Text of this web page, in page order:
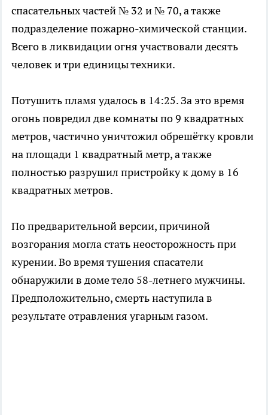
спасательных частей № 32 и № 70, а также
подразделение пожарно-химической станции.
Всего в ликвидации огня участвовали десять
человек и три единицы техники.
Потушить пламя удалось в 14:25. За это время
огонь повредил две комнаты по 9 квадратных
метров, частично уничтожил обрешётку кровли
на площади 1 квадратный метр, а также
полностью разрушил пристройку к дому в 16
квадратных метров.
По предварительной версии, причиной
возгорания могла стать неосторожность при
курении. Во время тушения спасатели
обнаружили в доме тело 58-летнего мужчины.
Предположительно, смерть наступила в
результате отравления угарным газом.